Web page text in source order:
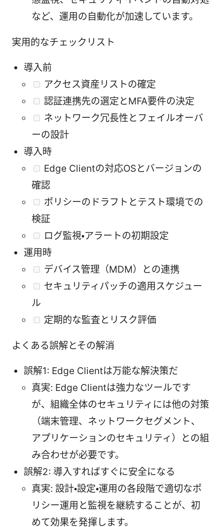
など、運用の自動化が加速しています。
実用的なチェックリスト
導入前
アクセス資産リストの確定
認証連携先の選定とMFA要件の決定
ネットワーク冗長性とフェイルオーバ
ーの設計
導入時
Edge Clientの対応OSとバージョンの
確認
ポリシーのドラフトとテスト環境での
検証
ログ監視・アラートの初期設定
運用時
デバイス管理（MDM）との連携
セキュリティパッチの適用スケジュー
ル
定期的な監査とリスク評価
よくある誤解とその解消
誤解1: Edge Clientは万能な解決策だ
真実: Edge Clientは強力なツールです
が、組織全体のセキュリティには他の対策
（端末管理、ネットワークセグメント、
アプリケーションのセキュリティ）との組
み合わせが必要です。
誤解2: 導入すればすぐに安全になる
真実: 設計・設定・運用の各段階で適切なポ
リシー運用と監視を継続することが、初
めて効果を発揮します。